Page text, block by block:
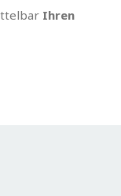
Ihren